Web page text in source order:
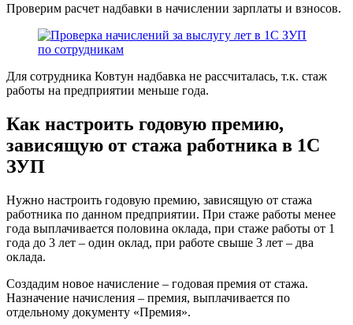
Проверим расчет надбавки в начислении зарплаты и взносов.
Для сотрудника Ковтун надбавка не рассчиталась, т.к. стаж
работы на предприятии меньше года.
Как настроить годовую премию,
зависящую от стажа работника в 1С
ЗУП
Нужно настроить годовую премию, зависящую от стажа
работника по данном предприятии. При стаже работы менее
года выплачивается половина оклада, при стаже работы от 1
года до 3 лет – один оклад, при работе свыше 3 лет – два
оклада.
Создадим новое начисление – годовая премия от стажа.
Назначение начисления – премия, выплачивается по
отдельному документу «Премия».